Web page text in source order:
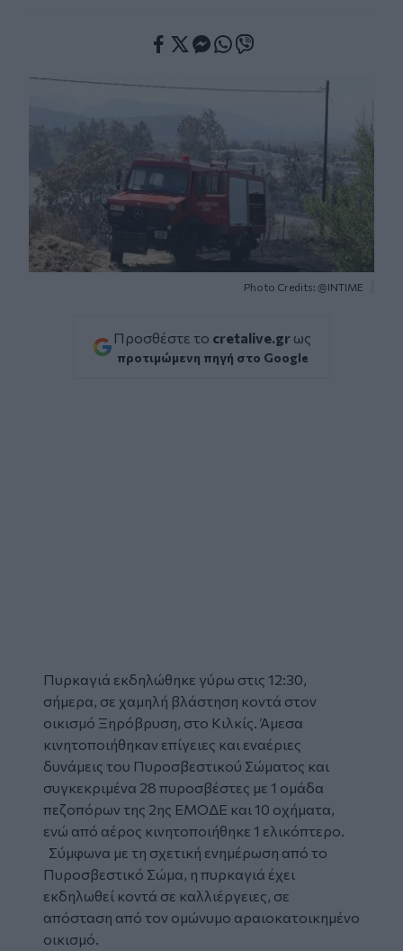
Photo Credits: @ΙΝΤΙΜΕ
Προσθέστε το cretalive.gr ως
προτιμώμενη πηγή στο Google
Πυρκαγιά εκδηλώθηκε γύρω στις 12:30,
σήμερα, σε χαμηλή βλάστηση κοντά στον
οικισμό Ξηρόβρυση, στο Κιλκίς. Άμεσα
κινητοποιήθηκαν επίγειες και εναέριες
δυνάμεις του Πυροσβεστικού Σώματος και
συγκεκριμένα 28 πυροσβέστες με 1 ομάδα
πεζοπόρων της 2ης ΕΜΟΔΕ και 10 οχήματα,
ενώ από αέρος κινητοποιήθηκε 1 ελικόπτερο.
Σύμφωνα με τη σχετική ενημέρωση από το
Πυροσβεστικό Σώμα, η πυρκαγιά έχει
εκδηλωθεί κοντά σε καλλιέργειες, σε
απόσταση από τον ομώνυμο αραιοκατοικημένο
οικισμό.